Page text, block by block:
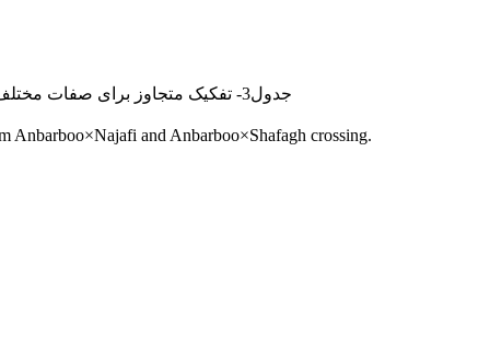
جدول3- تفکیک متجاوز برای صفات مختلف در ژنوتیپ‌های F
Anbarboo×Najafi and Anbarboo×Shafagh crossing.